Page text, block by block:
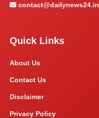
contact@dailynews24.in
Quick Links
About Us
Contact Us
Disclaimer
Privacy Policy